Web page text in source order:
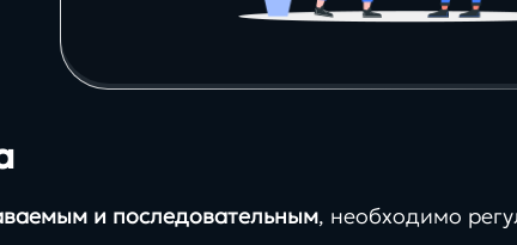
и последовательным, необходимо